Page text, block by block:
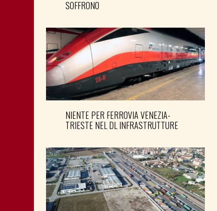
SOFFRONO
NIENTE PER FERROVIA VENEZIA-
TRIESTE NEL DL INFRASTRUTTURE